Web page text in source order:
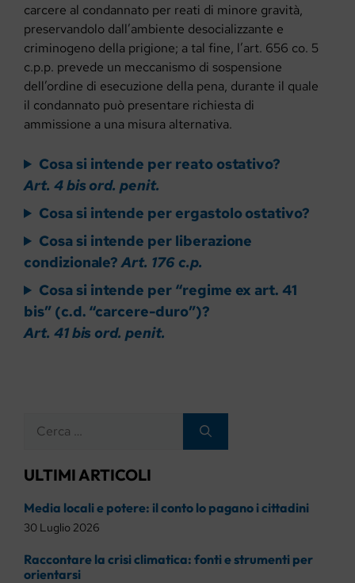
carcere al condannato per reati di minore gravità,
preservandolo dall’ambiente desocializzante e
criminogeno della prigione; a tal fine, l’art. 656 co. 5
c.p.p. prevede un meccanismo di sospensione
dell’ordine di esecuzione della pena, durante il quale
il condannato può presentare richiesta di
ammissione a una misura alternativa.
Cosa si intende per reato ostativo?
Art. 4 bis ord. penit.
Cosa si intende per ergastolo ostativo?
Cosa si intende per liberazione
condizionale? Art. 176 c.p.
Cosa si intende per “regime ex art. 41
bis” (c.d. “carcere-duro”)?
Art. 41 bis ord. penit.
per:
ULTIMI ARTICOLI
Media locali e potere: il conto lo pagano i cittadini
30 Luglio 2026
Raccontare la crisi climatica: fonti e strumenti per
orientarsi